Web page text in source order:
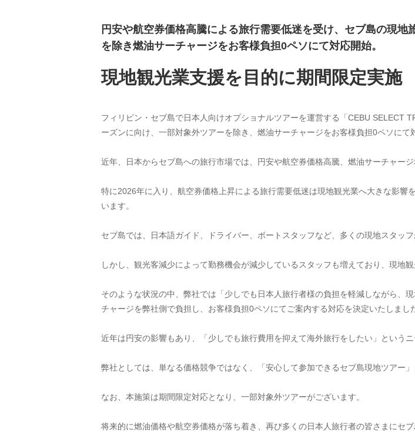
円安や航空券価格高騰による旅行需要低迷を受け、セブ島の現
を除き燃油サーチャージをお客様負担0ペソにて対応開始。
現地観光業支援を目的に期間限定実施
フィリピン・セブ島で日本人向けオプショナルツアーを運営する「CEBU SELECT
ーズンに向け、一部対象外ツアーを除き、燃油サーチャージをお客様負担0ペソにて
近年、日本からセブ島への旅行市場では、円安や航空券価格高騰、燃油サーチャー
特に2026年に入り、航空券価格上昇による旅行需要低迷は現地観光業へ大きな影
います。
セブ島では、日本語ガイド、ドライバー、ボートスタッフなど、多くの現地スタッ
しかし、観光客減少によって勤務機会が減少しているスタッフも増えており、現地
そのような状況の中、弊社では「少しでも日本人旅行者様の負担を軽減しながら、
チャージを弊社側で負担し、お客様負担0ペソにてご案内する対応を決定いたしまし
近年は円安の影響もあり、「少しでも旅行費用を抑えて海外旅行をしたい」という
弊社としては、単なる価格競争ではなく、「安心して参加できるセブ島現地ツアー
なお、本施策は期間限定対応となり、一部対象外ツアーがございます。
将来的に燃油価格や航空券価格が落ち着き、再び多くの日本人旅行者の皆さまにセ